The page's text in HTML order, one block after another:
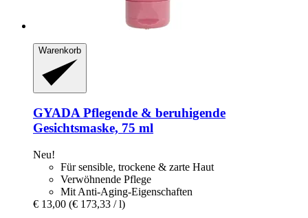
Warenkorb
GYADAPflegende & beruhigende
Gesichtsmaske, 75 ml
Neu!
Für sensible, trockene & zarte Haut
Verwöhnende Pflege
Mit Anti-Aging-Eigenschaften
€ 13,00 (€ 173,33 / l)